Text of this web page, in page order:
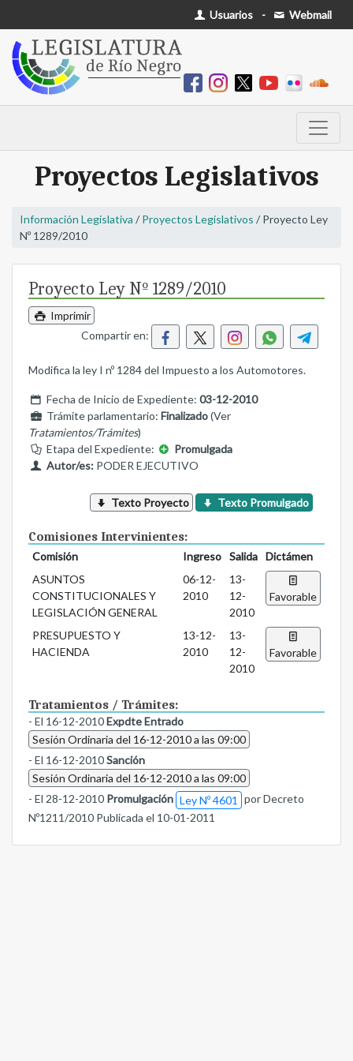
Usuarios - Webmail
Proyectos Legislativos
Información Legislativa / Proyectos Legislativos / Proyecto Ley
Nº 1289/2010
Proyecto Ley Nº 1289/2010
Imprimir
Compartir en:
Modifica la ley I nº 1284 del Impuesto a los Automotores.
Fecha de Inicio de Expediente: 03-12-2010
Trámite parlamentario: Finalizado(Ver
Tratamientos/Trámites)
Etapa del Expediente:
Promulgada
Autor/es:PODER EJECUTIVO
Texto Proyecto Texto Promulgado
Comisiones Intervinientes:
Comisión Ingreso Salida
Dictámen
ASUNTOS
CONSTITUCIONALES Y
LEGISLACIÓN GENERAL
06-12-
2010
13-
12-
2010
Favorable
PRESUPUESTO Y
HACIENDA
13-12-
2010
13-
12-
2010
Favorable
Tratamientos / Trámites:
- El 16-12-2010Expdte Entrado
Sesión Ordinaria del 16-12-2010 a las 09:00
- El 16-12-2010Sanción
Sesión Ordinaria del 16-12-2010 a las 09:00
- El 28-12-2010 Promulgación Ley Nº 4601
por Decreto
Nº1211/2010 Publicada el 10-01-2011